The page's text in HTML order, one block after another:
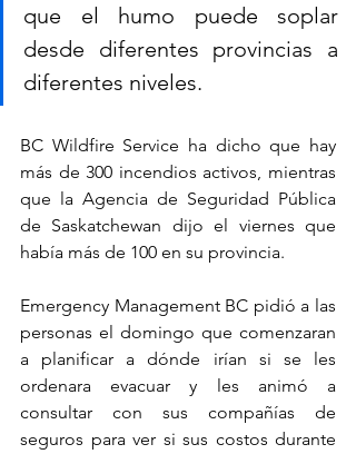
que el humo puede soplar
desde diferentes provincias a
diferentes niveles.
BC Wildfire Service ha dicho que hay
más de 300 incendios activos, mientras
que la Agencia de Seguridad Pública
de Saskatchewan dijo el viernes que
había más de 100 en su provincia.
Emergency Management BC pidió a las
personas el domingo que comenzaran
a planificar a dónde irían si se les
ordenara evacuar y les animó a
consultar con sus compañías de
seguros para ver si sus costos durante